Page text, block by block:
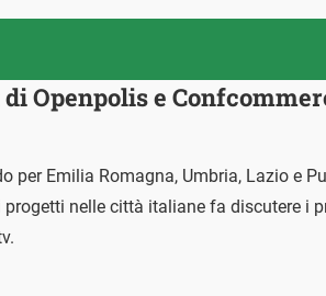
Openpolis e
per Emilia Romagna, Umbria, Lazio e
nelle città italiane fa discutere i